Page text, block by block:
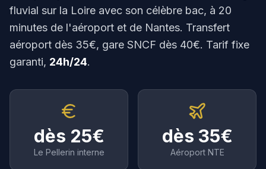
Excursions & Tourisme
Mont Saint-Michel, châteaux, Muscadet
Communes Desservies
02 59 22 20 00
Réserver mon VTC
fluvial sur la Loire avec son célèbre bac, à 20
minutes de l'aéroport et de Nantes. Transfert
aéroport dès 35€, gare SNCF dès 40€. Tarif fixe
garanti, 24h/24.
dès 25€
Le Pellerin interne
dès 35€
Aéroport NTE